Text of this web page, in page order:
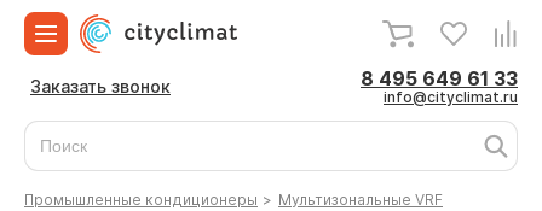
Заказать звонок 8 495 649 61 33
info@cityclimat.ru
Промышленные кондиционеры > Мультизональные VRF